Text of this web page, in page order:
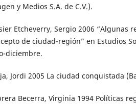
y Medios S.A. de C.V.).
Etcheverry, Sergio 2006 “Algunas
de ciudad-región” en Estudios
diciembre.
Jordi 2005 La ciudad conquistada
Becerra, Virginia 1994 Políticas